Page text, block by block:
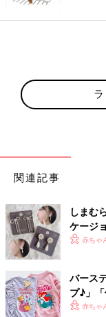
出典：Instagramアカウ
用Tシャツ。着心地
500円でゲット
ッズT
関連記事
しまむ
ケージ
赤ちゃ
バース
プ♪」
すすめ
赤ちゃ